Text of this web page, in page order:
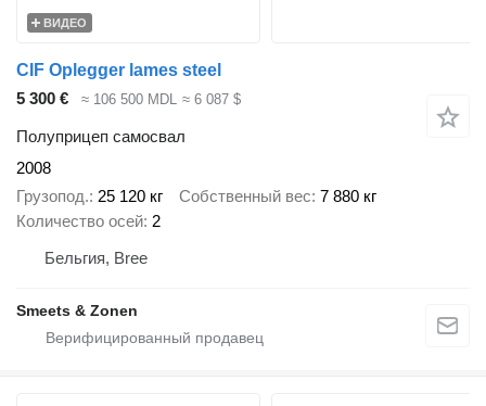
ВИДЕО
CIF Oplegger lames steel
5 300 €
≈ 106 500 MDL ≈ 6 087 $
Полуприцеп самосвал
2008
Грузопод. 25 120 кг Собственный вес 7 880 кг
Количество осей 2
Бельгия, Bree
Smeets & Zonen